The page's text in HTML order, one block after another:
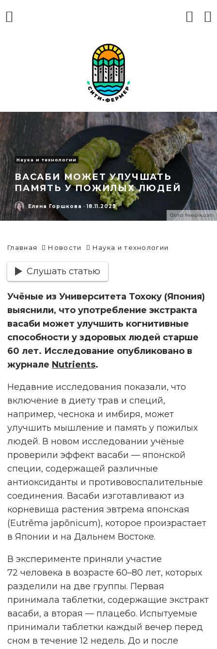
Фото: freepik.com
Наука и технологии
ВАСАБИ МОЖЕТ УЛУЧШАТЬ
ПАМЯТЬ У ПОЖИЛЫХ ЛЮДЕЙ
Елена Горшкова · 18.11.2023
Главная Новости Наука и технологии
Слушать статью
Учёные из Университета Тохоку (Япония)
выяснили, что употребление экстракта
васаби может улучшить когнитивные
способности у здоровых людей старше
60 лет. Исследование опубликовано в
журнале Nutrients.
Недавние исследования показали, что
включение в диету трав и специй,
например, чеснока и имбиря, может
улучшить мышление и память у пожилых
людей. В новом исследовании учёные
проверили эффект васаби — японской
специи, содержащей различные
антиоксиданты и противовоспалительные
соединения. Васаби изготавливают из
корневища растения эвтрема японская
(Eutrēma japōnicum), которое произрастает
в Японии и на Дальнем Востоке.
В эксперименте приняли участие
72 человека в возрасте 60–80 лет, которых
разделили на две группы. Первая
принимала таблетки, содержащие экстракт
васаби, а вторая — плацебо. Испытуемые
принимали таблетки каждый вечер перед
сном в течение 12 недель. До и после